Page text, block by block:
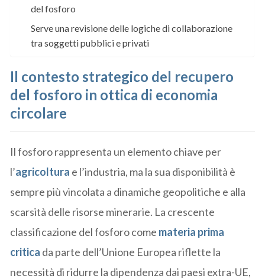
del fosforo
Serve una revisione delle logiche di collaborazione
tra soggetti pubblici e privati
Il contesto strategico del recupero
del fosforo in ottica di economia
circolare
Il fosforo rappresenta un elemento chiave per
l’agricoltura e l’industria, ma la sua disponibilità è
sempre più vincolata a dinamiche geopolitiche e alla
scarsità delle risorse minerarie. La crescente
classificazione del fosforo come materia prima
critica da parte dell’Unione Europea riflette la
necessità di ridurre la dipendenza dai paesi extra-UE,